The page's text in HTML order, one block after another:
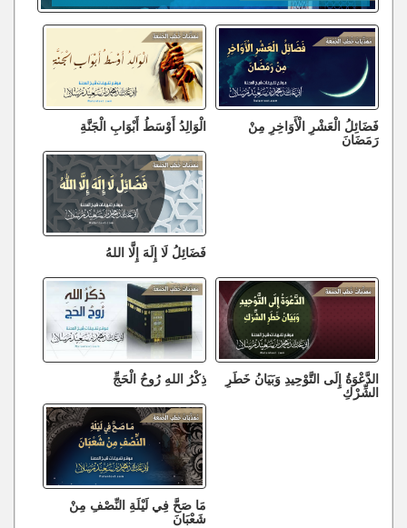
فَضَائِلُ الْعَشْرِ الْأَوَاخِرِ مِنْ
رَمَضَانَ
الْوَالِدُ أَوْسَطُ أَبْوَابِ الْجَنَّةِ
فَضَائِلُ لَا إِلَهَ إِلَّا اللهُ
الدَّعْوَةُ إِلَى التَّوْحِيدِ وَبَيَانُ خَطَرِ
الشِّرْكِ
ذِكْرُ اللهِ رُوحُ الْحَجِّ
مَا صَحَّ فِي لَيْلَةِ النِّصْفِ مِنْ
شَعْبَانَ